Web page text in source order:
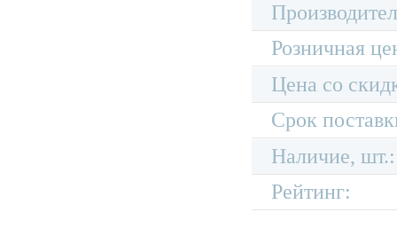
Розничная
Цена со
Срок
Наличие, шт.:
Рейтинг: